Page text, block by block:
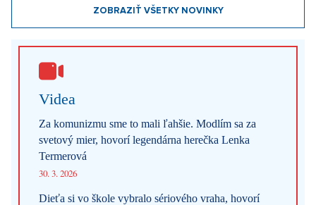
ZOBRAZIŤ VŠETKY NOVINKY
Videa
Za komunizmu sme to mali ľahšie. Modlím sa za
svetový mier, hovorí legendárna herečka Lenka
Termerová
30. 3. 2026
Dieťa si vo škole vybralo sériového vraha, hovorí